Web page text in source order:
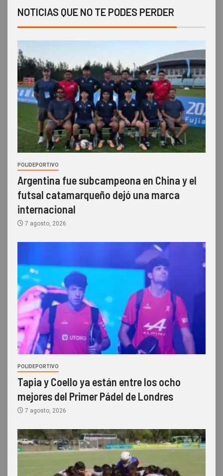
NOTICIAS QUE NO TE PODES PERDER
POLIDEPORTIVO
Argentina fue subcampeona en China y el
futsal catamarqueño dejó una marca
internacional
7 agosto, 2026
POLIDEPORTIVO
Tapia y Coello ya están entre los ocho
mejores del Primer Pádel de Londres
7 agosto, 2026